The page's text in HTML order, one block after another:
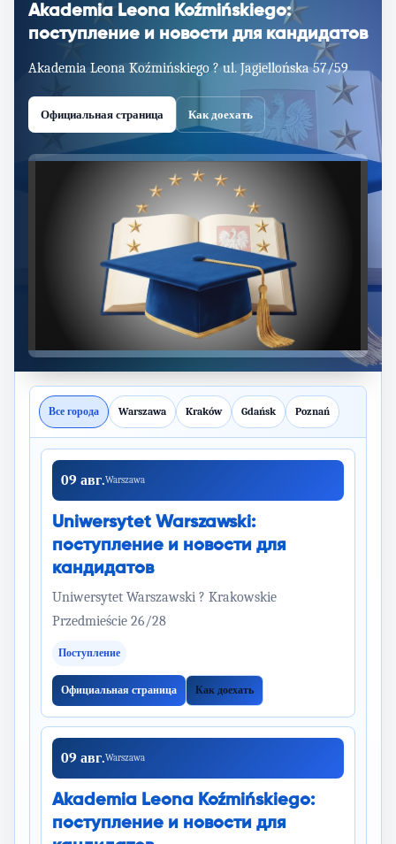
Akademia Leona Koźmińskiego:
поступление и новости для кандидатов
Akademia Leona Koźmińskiego ? ul. Jagiellońska 57/59
Официальная страница Как доехать
Все города Warszawa Kraków Gdańsk Poznań
09 авг.Warszawa
Uniwersytet Warszawski:
поступление и новости для
кандидатов
Uniwersytet Warszawski ? Krakowskie
Przedmieście 26/28
Поступление
Официальная страница Как доехать
09 авг.Warszawa
Akademia Leona Koźmińskiego:
поступление и новости для